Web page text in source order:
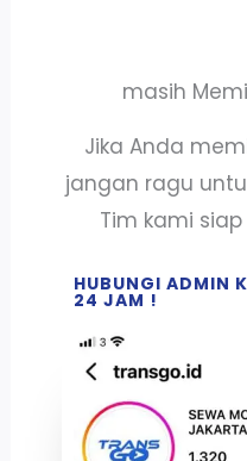
masih
Jika Anda
jangan ragu
Tim kami
HUBUNGI ADMIN
24 JAM !